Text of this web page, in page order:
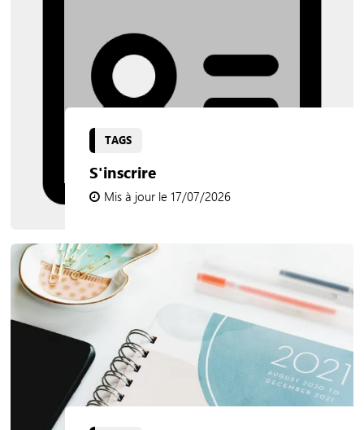
TAGS
S'inscrire
Mis à jour le 17/07/2026